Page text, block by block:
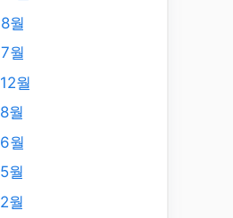
월
월
월
월
월
월
월